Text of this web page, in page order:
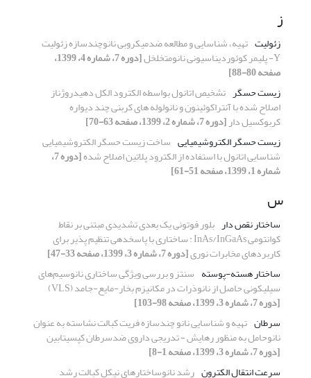
ز
زئولیت تهیه، شناسایی و مطالعه ضدمیکروبی نانوچندسازه زئولیت
Y- پلیمر کوئوردیناسیونی نانومتخلخل [دوره 7، شماره 4، 1399،
صفحه 80-88]
زیست حسگر تشخیص اتانول بواسطه الکترود الکل دهیدروژناز
اصلاح شده با آنتراکوئینون و نانولوله های کربنی چند دیواره
کربوکسیل دار[دوره 7، شماره 2، 1399، صفحه 63-70]
زیست حسگر الکتروشیمیایی ساخت زیست حسگر الکتروشیمیایی
شناسایی اتانول با استفاده از الکترود پلاتین اصلاح شده [دوره 7،
شماره 1، 1399، صفحه 51-61]
س
ساختار نقص دار بلور فوتونی یک بعدی تشدیدی مبتنی بر نقاط
کوانتومی InAs/InGaAs : ساختاری با پاسخدهی تنظیم پذیر برای
کاربردهای مخابرات نوری[دوره 7، شماره 3، 1399، صفحه 33-47]
ساختار هسته-پوسته سنتز و بررسی ویژگی ساختاری نانوسیم‌های
سیلیکونی حاصل از نانوذرات در مکانیزم بخار-مایع-جامد (VLS)
[دوره 7، شماره 3، 1399، صفحه 98-103]
سرطان تهیه و شناسایی نانو چندسازه فریت کبالت نشاسته به عنوان
نانوحامل به منظور رهایش - تدریجی داروی ضدسرطان کپسیتابین
[دوره 7، شماره 3، 1399، صفحه 1-8]
سرعت انتقال الکترون رشد نانوساختارهای نیکل کبالت رشد